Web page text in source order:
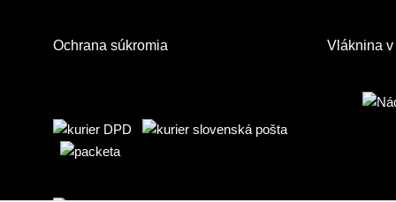
Ochrana súkromia Vláknina v